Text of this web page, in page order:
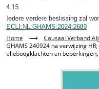
4.15.
Iedere verdere beslissing zal
ECLI:NL:GHAMS:2024:2689
Home ⟶ Causaal Verband
GHAMS 240924 na verwijzing
elleboogklachten en